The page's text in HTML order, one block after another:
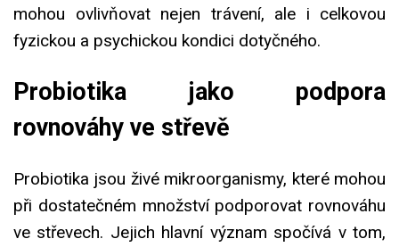
mohou ovlivňovat nejen trávení, ale i celkovou
fyzickou a psychickou kondici dotyčného.
Probiotika jako podpora
rovnováhy ve střevě
Probiotika jsou živé mikroorganismy, které mohou
při dostatečném množství podporovat rovnováhu
ve střevech. Jejich hlavní význam spočívá v tom,